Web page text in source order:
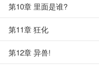
第10章 里面是谁?
第11章 狂化
第12章 异兽!